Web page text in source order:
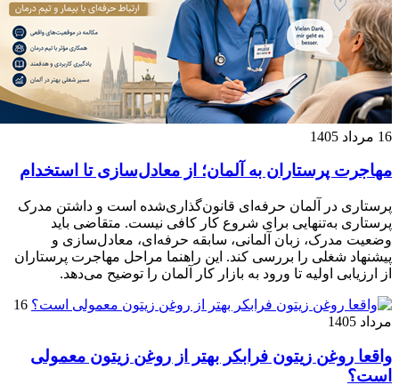
16 مرداد 1405
مهاجرت پرستاران به آلمان؛ از معادل‌سازی تا استخدام
پرستاری در آلمان حرفه‌ای قانون‌گذاری‌شده است و داشتن مدرک
پرستاری به‌تنهایی برای شروع کار کافی نیست. متقاضی باید
وضعیت مدرک، زبان آلمانی، سابقه حرفه‌ای، معادل‌سازی و
پیشنهاد شغلی را بررسی کند. این راهنما مراحل مهاجرت پرستاران
از ارزیابی اولیه تا ورود به بازار کار آلمان را توضیح می‌دهد.
16
مرداد 1405
واقعا روغن زیتون فرابکر بهتر از روغن زیتون معمولی
است؟